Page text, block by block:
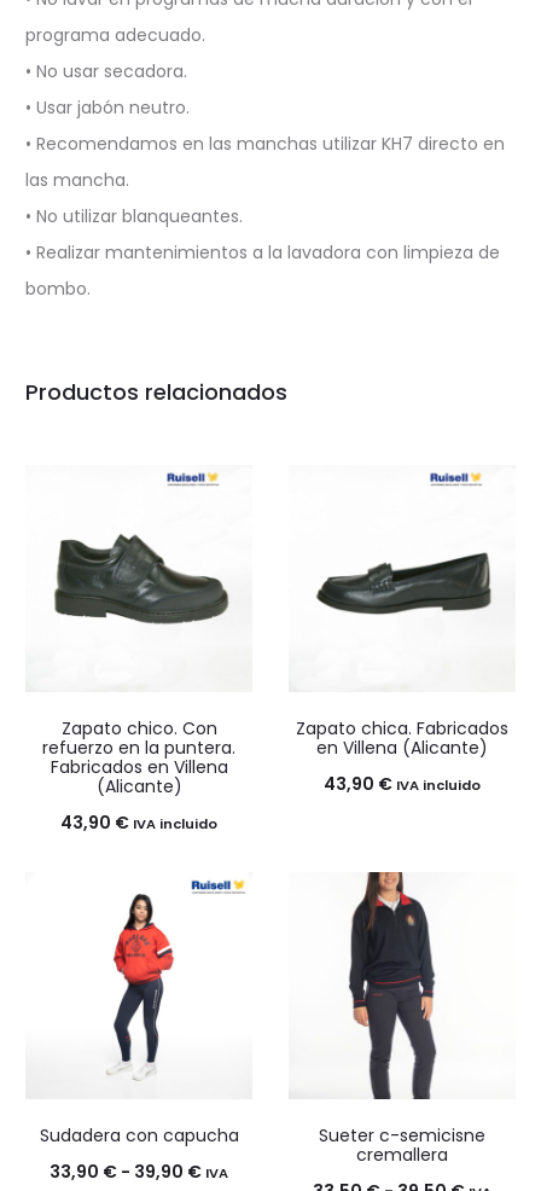
programa adecuado.
• No usar secadora.
• Usar jabón neutro.
• Recomendamos en las manchas utilizar KH7 directo en
las mancha.
• No utilizar blanqueantes.
• Realizar mantenimientos a la lavadora con limpieza de
bombo.
Productos relacionados
Zapato chico. Con
refuerzo en la puntera.
Fabricados en Villena
(Alicante)
43,90 € IVA incluido
Zapato chica. Fabricados
en Villena (Alicante)
43,90 € IVA incluido
Sudadera con capucha
33,90 € - 39,90 €Rango
IVA
Sueter c-semicisne
cremallera